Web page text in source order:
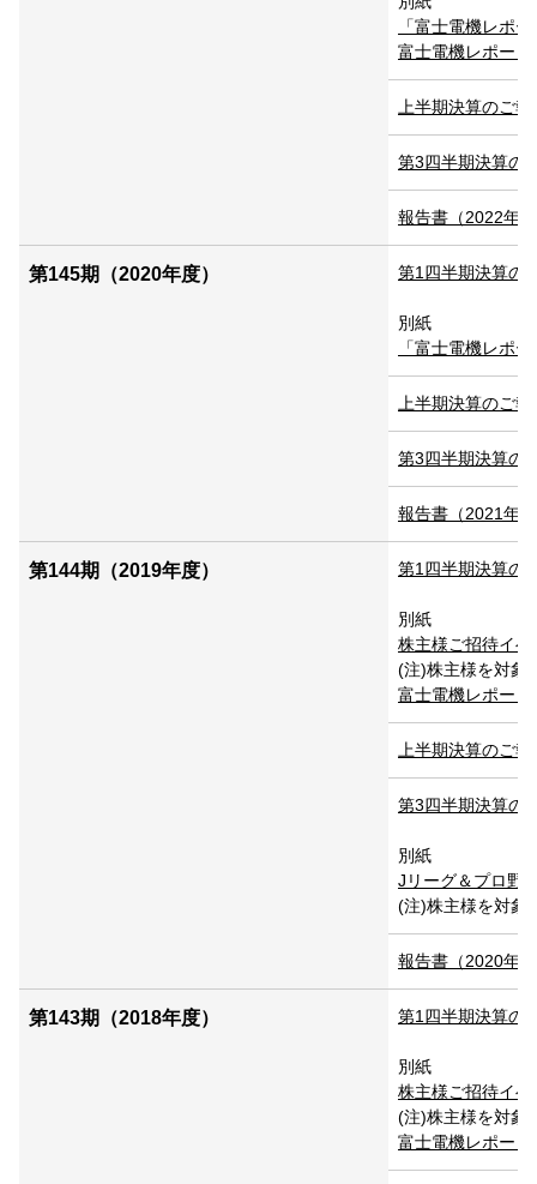
「富士電機レポ
富士電機レポー
上半期決算のご
第3四半期決算の
報告書（2022年
第145期（2020年度） 第1四半期決算の
別紙
「富士電機レポ
上半期決算のご
第3四半期決算の
報告書（2021年
第144期（2019年度） 第1四半期決算の
別紙
株主様ご招待イ
(注)株主様を対象
富士電機レポー
上半期決算のご
第3四半期決算の
別紙
Jリーグ＆プロ野
(注)株主様を対象
報告書（2020年
第143期（2018年度） 第1四半期決算の
別紙
株主様ご招待イ
(注)株主様を対象
富士電機レポー